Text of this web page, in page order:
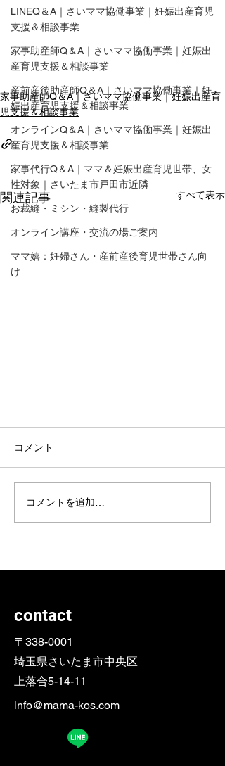
LINEQ＆A｜さいママ協働事業｜妊娠出産育児
支援＆相談事業
家事助産師Q＆A｜さいママ協働事業｜妊娠出
産育児支援＆相談事業
産前産後助産師Q＆A｜さいママ協働事業｜妊
娠出産育児支援＆相談事業
オンラインQ＆A｜さいママ協働事業｜妊娠出
産育児支援＆相談事業
家事代行Q＆A｜ママ＆妊娠出産育児世帯、女
性対象｜さいたま市戸田市近隣
お裁縫・ミシン・縫製代行
オンライン講座・交流の場ご案内
ママ嬉：妊婦さん・産前産後育児世帯さん向
け
家事助産師Q＆A｜さいママ協働事業｜妊娠出産育
児支援＆相談事業
関連記事 すべて表示
訪問可能エリアは？
て、訪問可能エリアは以下となってお
ります。 （訪問可能エリア） さいた
コメント
コメントを追加…
contact
〒338-0001
埼玉県さいたま市中央区
​上落合5-14-11
info@mama-kos.com